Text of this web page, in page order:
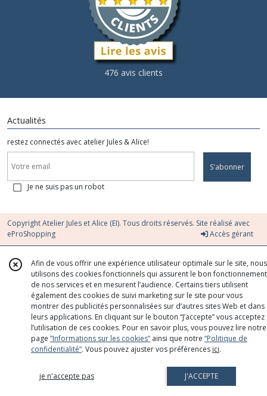
476 avis clients
Actualités
restez connectés avec atelier Jules & Alice!
S'abonner
Je ne suis pas un robot
Copyright Atelier Jules et Alice (EI). Tous droits réservés. Site réalisé avec
eProShopping
Accès gérant
Afin de vous offrir une expérience utilisateur optimale sur le site, nous
utilisons des cookies fonctionnels qui assurent le bon fonctionnement
de nos services et en mesurent l’audience. Certains tiers utilisent
également des cookies de suivi marketing sur le site pour vous
montrer des publicités personnalisées sur d’autres sites Web et dans
leurs applications. En cliquant sur le bouton “J’accepte” vous acceptez
l’utilisation de ces cookies. Pour en savoir plus, vous pouvez lire notre
page “Informations sur les cookies” ainsi que notre “Politique de
confidentialité“. Vous pouvez ajuster vos préférences ici.
je n'accepte pas J'ACCEPTE